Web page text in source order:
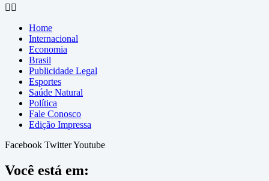
Home
Internacional
Economia
Brasil
Publicidade Legal
Esportes
Saúde Natural
Política
Fale Conosco
Edição Impressa
Facebook TwitterYoutube
Você está em: